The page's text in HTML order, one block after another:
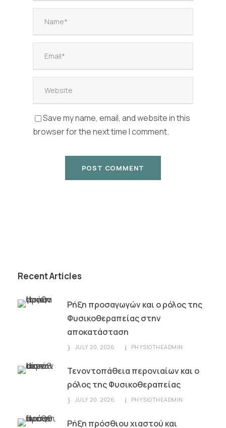
Save my name, email, and website in this
browser for the next time I comment.
Recent Articles
Ρήξη προσαγωγών και ο ρόλος της
Φυσικοθεραπείας στην
αποκατάσταση
JULY 20, 2026 PHYSIOTHEADMIN
Τενοντοπάθεια περονιαίων και ο
ρόλος της Φυσικοθεραπείας
JULY 20, 2026 PHYSIOTHEADMIN
Ρήξη πρόσθιου χιαστού και